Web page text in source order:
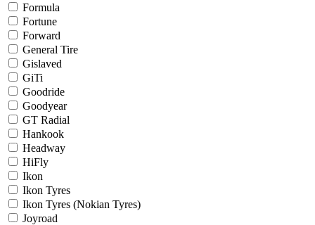
Formula
Fortune
Forward
General Tire
Gislaved
GiTi
Goodride
Goodyear
GT Radial
Hankook
Headway
HiFly
Ikon
Ikon Tyres
Ikon Tyres (Nokian Tyres)
Joyroad